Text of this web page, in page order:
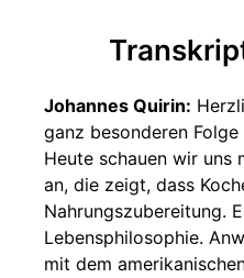
Johannes Quirin:
ganz besonderen
Heute schauen wir uns
an, die zeigt, dass
Nahrungszubereitung.
Lebensphilosophie.
mit dem